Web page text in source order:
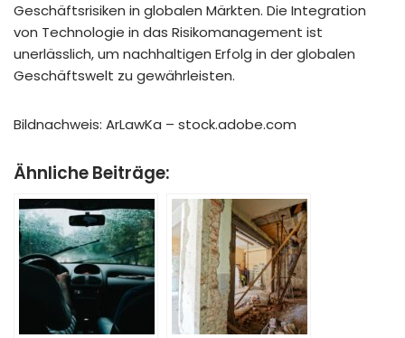
Geschäftsrisiken in globalen Märkten. Die Integration
von Technologie in das Risikomanagement ist
unerlässlich, um nachhaltigen Erfolg in der globalen
Geschäftswelt zu gewährleisten.
Bildnachweis: ArLawKa – stock.adobe.com
Ähnliche Beiträge: